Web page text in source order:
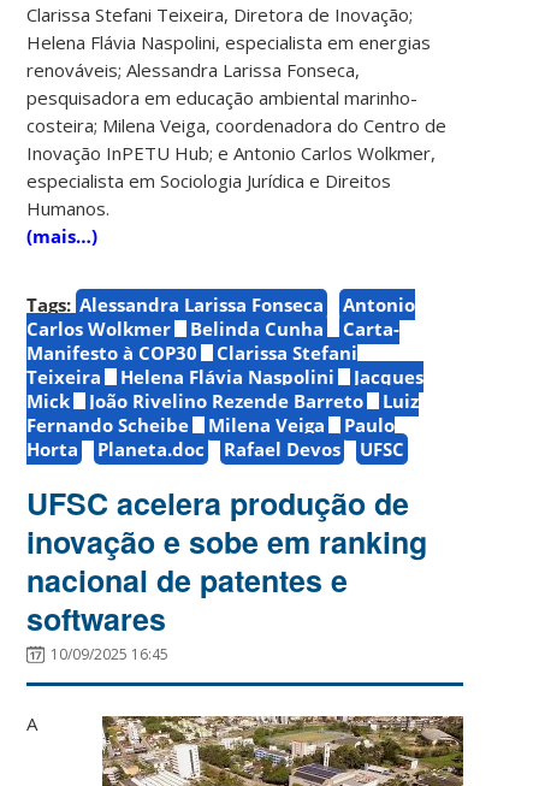
Clarissa Stefani Teixeira, Diretora de Inovação;
Helena Flávia Naspolini, especialista em energias
renováveis; Alessandra Larissa Fonseca,
pesquisadora em educação ambiental marinho-
costeira; Milena Veiga, coordenadora do Centro de
Inovação InPETU Hub; e Antonio Carlos Wolkmer,
especialista em Sociologia Jurídica e Direitos
Humanos.
(mais…)
Tags: Alessandra Larissa Fonseca
Antonio
Carlos Wolkmer
Belinda Cunha
Carta-
Manifesto à COP30
Clarissa Stefani
Teixeira
Helena Flávia Naspolini
Jacques
Mick
João Rivelino Rezende Barreto
Luiz
Fernando Scheibe
Milena Veiga
Paulo
Horta
Planeta.doc Rafael Devos UFSC
UFSC acelera produção de
inovação e sobe em ranking
nacional de patentes e
softwares
10/09/2025 16:45
A